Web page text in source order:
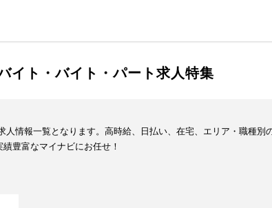
イト・バイト・パート求人特集
人情報一覧となります。高時給、日払い、在宅、エリア・職種
豊富なマイナビにお任せ！